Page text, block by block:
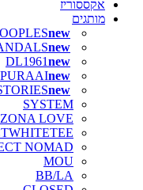
אקססוריז
מותגים
DL1961
PURAAI
SYSTEM
LOVE
NOMAD
MOU
BB/LA